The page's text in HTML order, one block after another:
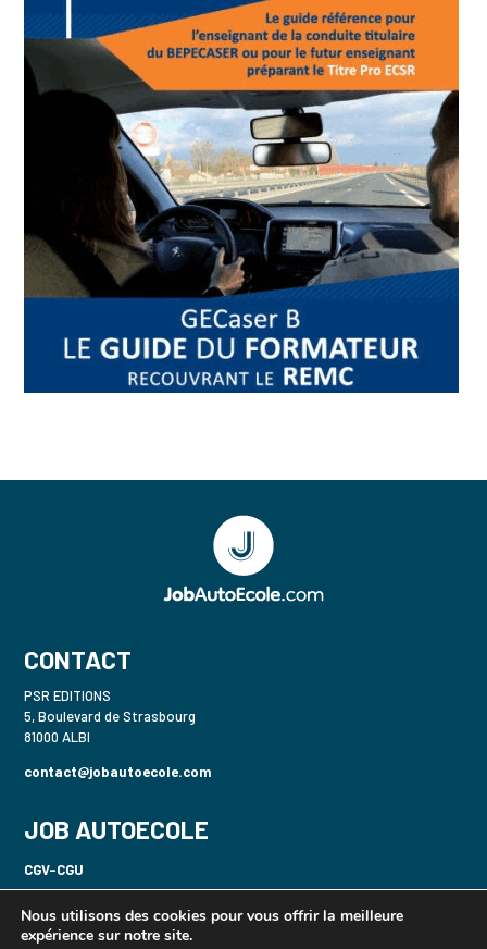
CONTACT
PSR EDITIONS
5, Boulevard de Strasbourg
81000 ALBI
contact@jobautoecole.com
JOB AUTOECOLE
CGV-CGU
Mentions légales
Nous utilisons des cookies pour vous offrir la meilleure
expérience sur notre site.